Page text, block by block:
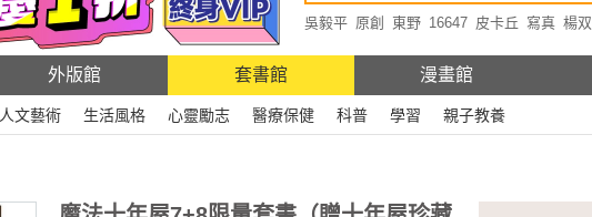
吳毅平 原創 東野 16647 皮卡丘 寫真 楊
外版館 套書館 漫畫館
人文藝術 生活風格 心靈勵志 醫療保健 科普 學習 親子教養